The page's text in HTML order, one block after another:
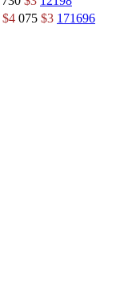
$4 075 $3 171696